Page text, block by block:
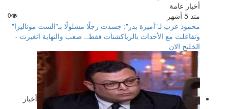
أخبار عامة
منذ 5 أشهر
0
محمود عزب لـ"أميرة بدر": جسدت رجلًا مشلولًا بـ"الست موناليزا"
وتفاعلت مع الأحداث بالرياكشنات فقط.. صعب والنهاية اتغيرت -
الخليج الان
أخبار